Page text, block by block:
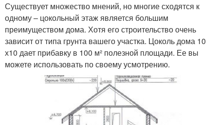
Существует множество мнений, но многие сходятся к
одному – цокольный этаж является большим
преимуществом дома. Хотя его строительство очень
зависит от типа грунта вашего участка. Цоколь дома 10
х10 дает прибавку в 100 м² полезной площади. Ее вы
можете использовать по своему усмотрению.